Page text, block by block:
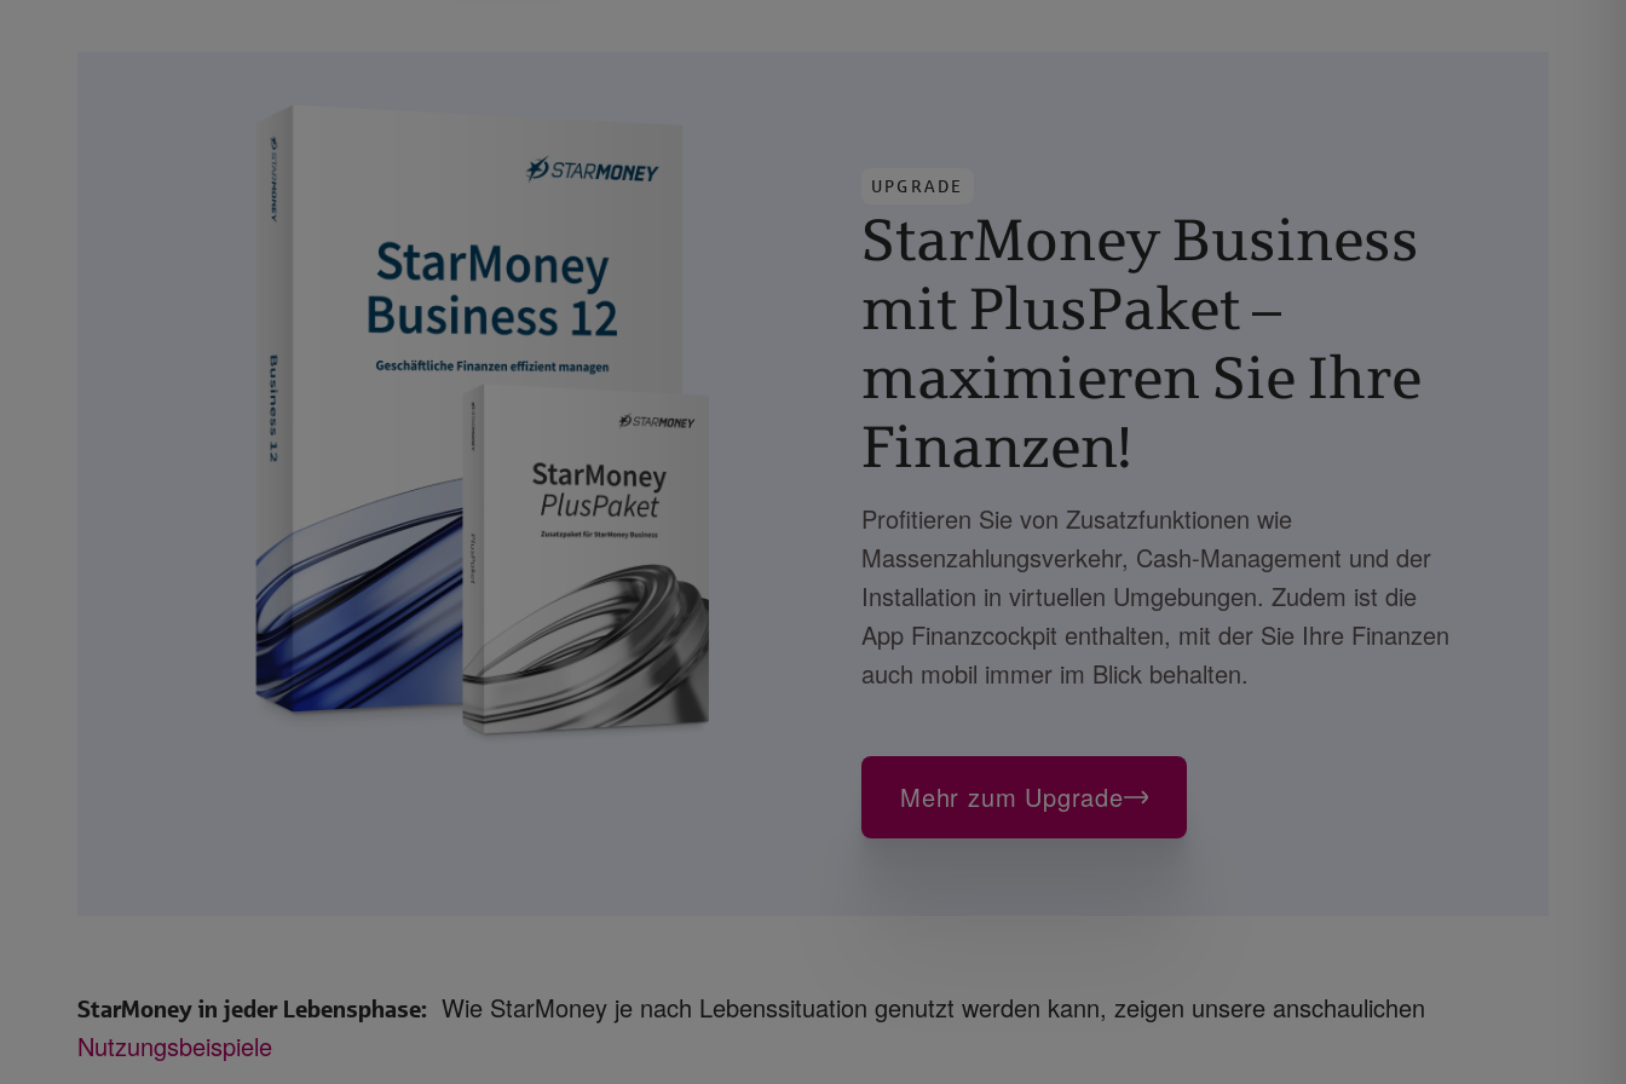
UPGRADE
StarMoney Business
mit PlusPaket –
maximieren Sie Ihre
Finanzen!
Profitieren Sie von Zusatzfunktionen wie
Massenzahlungsverkehr, Cash-Management und der
Installation in virtuellen Umgebungen. Zudem ist die
App Finanzcockpit enthalten, mit der Sie Ihre Finanzen
auch mobil immer im Blick behalten.
Mehr zum Upgrade
StarMoney in jeder Lebensphase: Wie StarMoney je nach Lebenssituation genutzt werden kann, zeigen unsere anschaulichen
Nutzungsbeispiele